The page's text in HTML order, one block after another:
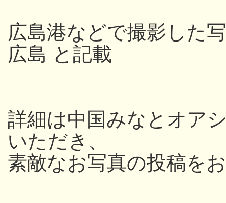
広島港などで撮影した
広島 と記載
詳細は中国みなとオア
いただき、
素敵なお写真の投稿を